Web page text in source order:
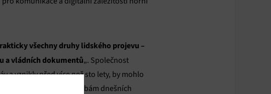
všechny druhy lidského projevu –
a vládních dokumentů„. Společnost
a vznikly před více než sto lety, by mohlo
by odpovídaly potřebám dnešních